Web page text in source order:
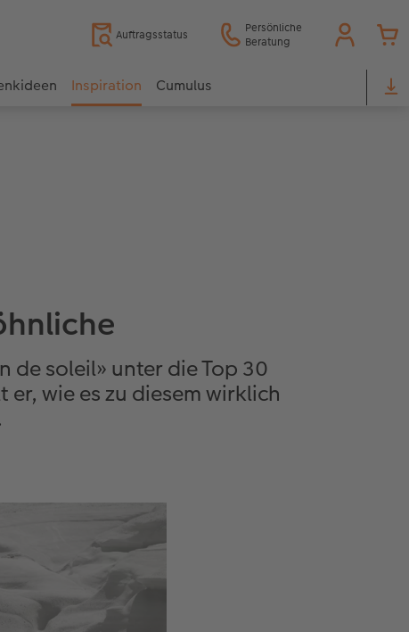
Auftragsstatus
Persönliche
Beratung
Inspiration Cumulus
de soleil» unter die Top 30
wie es zu diesem wirklich